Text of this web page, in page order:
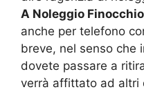
A Noleggio Finocchio
anche per telefono
breve, nel senso che
dovete passare a
verrà affittato ad altri